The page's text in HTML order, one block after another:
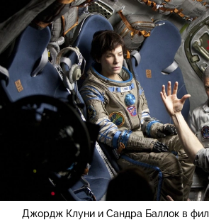
Джордж Клуни и Сандра Баллок в